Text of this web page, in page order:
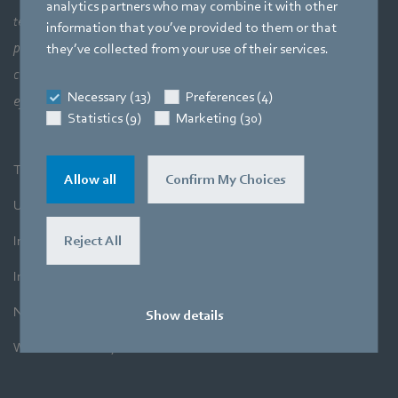
analytics partners who may combine it with other
information that you’ve provided to them or that
they’ve collected from your use of their services.
Necessary (13)
Preferences (4)
Statistics (9)
Marketing (30)
Allow all Confirm My Choices
Reject All
Show details
tecnologia del motore, l'elettronica e l'aerodinamica. I nostri
prodotti combinano strettamente queste tre principali aree di
competenza. Il nostro obiettivo è sempre quello di rendere più
efficiente la movimentazione dell'aria.
Termini e condizioni generali
Ufficio acquisti
Imprint
Informativa sulla privacy
Newsletter
Whistleblower System